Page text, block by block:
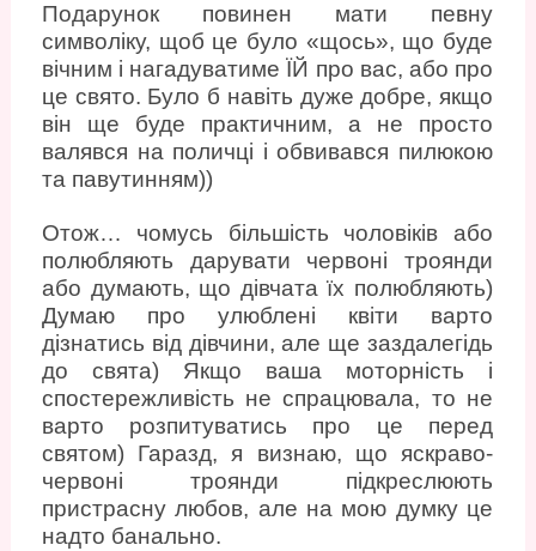
Подарунок повинен мати певну
символіку, щоб це було «щось», що буде
вічним і нагадуватиме ЇЙ про вас, або про
це свято. Було б навіть дуже добре, якщо
він ще буде практичним, а не просто
валявся на поличці і обвивався пилюкою
та павутинням))
Отож… чомусь більшість чоловіків або
полюбляють дарувати червоні троянди
або думають, що дівчата їх полюбляють)
Думаю про улюблені квіти варто
дізнатись від дівчини, але ще заздалегідь
до свята) Якщо ваша моторність і
спостережливість не спрацювала, то не
варто розпитуватись про це перед
святом) Гаразд, я визнаю, що яскраво-
червоні троянди підкреслюють
пристрасну любов, але на мою думку це
надто банально.